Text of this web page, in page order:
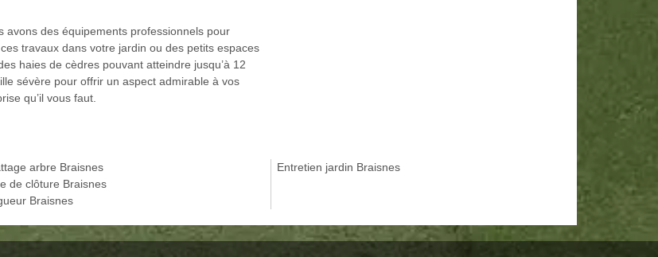
des équipements professionnels pour
travaux dans votre jardin ou des petits espaces
haies de cèdres pouvant atteindre jusqu’à 12
sévère pour offrir un aspect admirable à vos
qu’il vous faut.
arbre Braisnes
de clôture Braisnes
Braisnes
Entretien jardin Braisnes